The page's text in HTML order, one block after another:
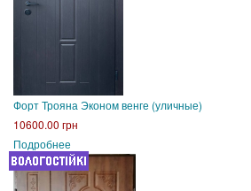
Форт Трояна Эконом венге (уличные)
10600.00 грн
Подробнее